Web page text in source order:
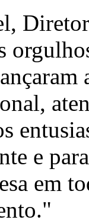
e
em